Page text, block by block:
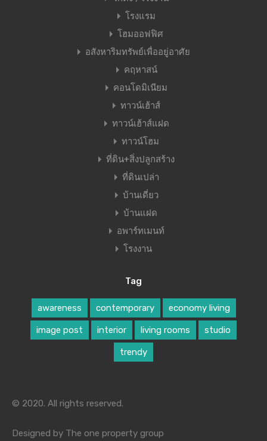
โรงแรม
โฮมออฟฟิศ
อสังหาริมทรัพย์เพื่ออยู่อาศัย
คฤหาสน์
คอนโดมิเนียม
ทาวน์เฮ้าส์
ทาวน์เฮ้าส์แฝด
ทาวน์โฮม
ที่ดิน+สิ่งปลูกสร้าง
ที่ดินเปล่า
บ้านเดี่ยว
บ้านแฝด
อพาร์ทเมนท์
โรงงาน
Tag
awareness contemporary economy living
image post interior living rooms studio
trendy
© 2020. All rights reserved.
Designed by The one property group